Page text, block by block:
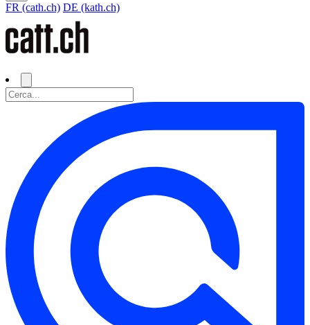
FR (cath.ch) DE (kath.ch)